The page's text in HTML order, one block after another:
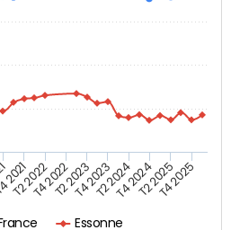
Essonne
T2 2022T4 2022T2 2023T4 2023T2 2024T4 2024T2 2025T4 2025